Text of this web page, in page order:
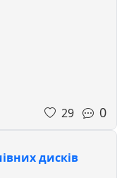
29 0
дисків